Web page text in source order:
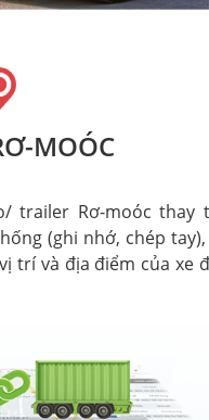
MOÓC
trailer Rơ-moóc thay
(ghi nhớ, chép
trí và địa điểm của xe